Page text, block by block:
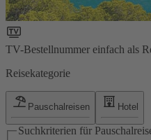
TV-Bestellnummer einfach als
Reisekategorie
Pauschalreisen Hotel
Suchkriterien für